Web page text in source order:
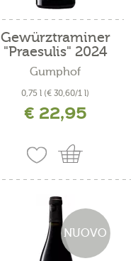
Gewürztraminer
"Praesulis" 2024
Gumphof
0,75 l (€ 30,60/1 l)
€ 22,95
NUOVO